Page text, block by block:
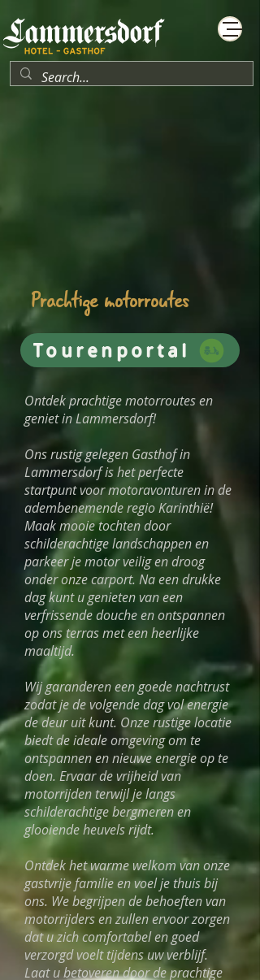
Prachtige motorroutes
Tourenportal
Ontdek prachtige motorroutes en
geniet in Lammersdorf!
Ons rustig gelegen Gasthof in
Lammersdorf is het perfecte
startpunt voor motoravonturen in de
adembenemende regio Karinthië!
Maak mooie tochten door
schilderachtige landschappen en
parkeer je motor veilig en droog
onder onze carport. Na een drukke
dag kunt u genieten van een
verfrissende douche en ontspannen
op ons terras met een heerlijke
maaltijd.
Wij garanderen een goede nachtrust
zodat je de volgende dag vol energie
de deur uit kunt. Onze rustige locatie
biedt de ideale omgeving om te
ontspannen en nieuwe energie op te
doen. Ervaar de vrijheid van
motorrijden terwijl je langs
schilderachtige bergmeren en
glooiende heuvels rijdt.
Ontdek het warme welkom van onze
gastvrije familie en voel je thuis bij
ons. We begrijpen de behoeften van
motorrijders en zullen ervoor zorgen
dat u zich comfortabel en goed
verzorgd voelt tijdens uw verblijf.
Laat u betoveren door de prachtige